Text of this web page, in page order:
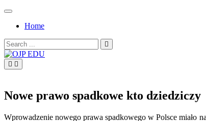
Skip
contentHome
Search
for:
Nowe prawo spadkowe kto dziedziczy
Wprowadzenie nowego prawa spadkowego w Polsce miało